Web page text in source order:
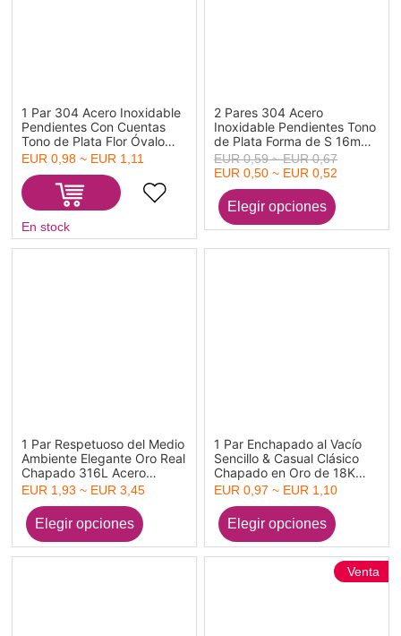
1 Par 304 Acero Inoxidable
Pendientes Con Cuentas
Tono de Plata Flor Óvalo
4.1cm x 1.8cm, Post/ Wire
Size: (21 gauge)
EUR 0,98 ~ EUR 1,11
En stock
2 Pares 304 Acero
Inoxidable Pendientes Tono
de Plata Forma de S 16mm
x 11mm, Post/ Wire Size:
(20 gauge)
EUR 0,59 ~ EUR 0,67
EUR 0,50 ~ EUR 0,52
1 Par Respetuoso del Medio
Ambiente Elegante Oro Real
Chapado 316L Acero
Inoxidable Flor Pendientes
Para Mujeres
EUR 1,93 ~ EUR 3,45
1 Par Enchapado al Vacío
Sencillo & Casual Clásico
Chapado en Oro de 18K
304 Acero Inoxidable Flor
Pendientes Para Mujeres
Fiesta
EUR 0,97 ~ EUR 1,10
Venta